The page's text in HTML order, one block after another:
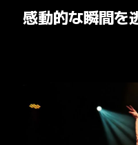
暗闇の中でも遠
感動的な瞬間を